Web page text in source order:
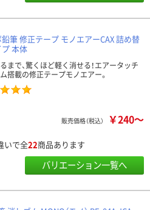
鉛筆 修正テープ モノエアーCAX 詰め替
プ 本体
まで、驚くほど軽く消せる！エアータッチ
搭載の修正テープモノエアー。
販売価格（税込） ￥240～
いで全22商品あります
バリエーション一覧へ